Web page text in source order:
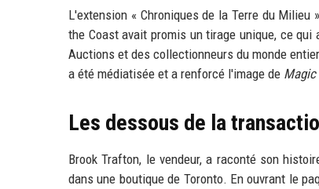
L'extension « Chroniques de la Terre du
the Coast avait promis un tirage unique, ce
Auctions et des collectionneurs du monde
a été médiatisée et a renforcé l'image de Magic
Les dessous de la
Brook Trafton, le vendeur, a raconté son
dans une boutique de Toronto. En ouvrant le